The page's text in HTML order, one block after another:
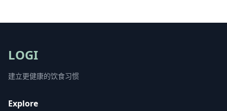
LOGI
建立更健康的饮食习惯
Explore